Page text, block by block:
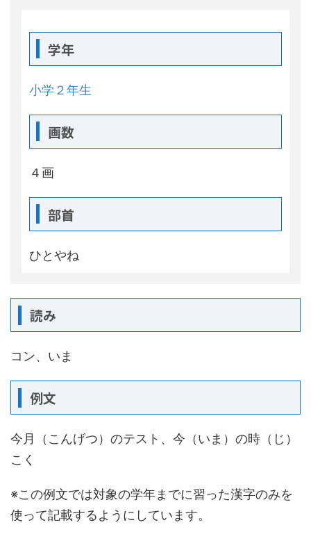
学年
小学２年生
画数
４画
部首
ひとやね
読み
コン、いま
例文
今月（こんげつ）のテスト、今（いま）の時（じ）
こく
※この例文では対象の学年までに習った漢字のみを
使って記載するようにしています。